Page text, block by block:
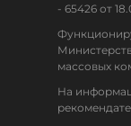
- 65426 от
массовых
На